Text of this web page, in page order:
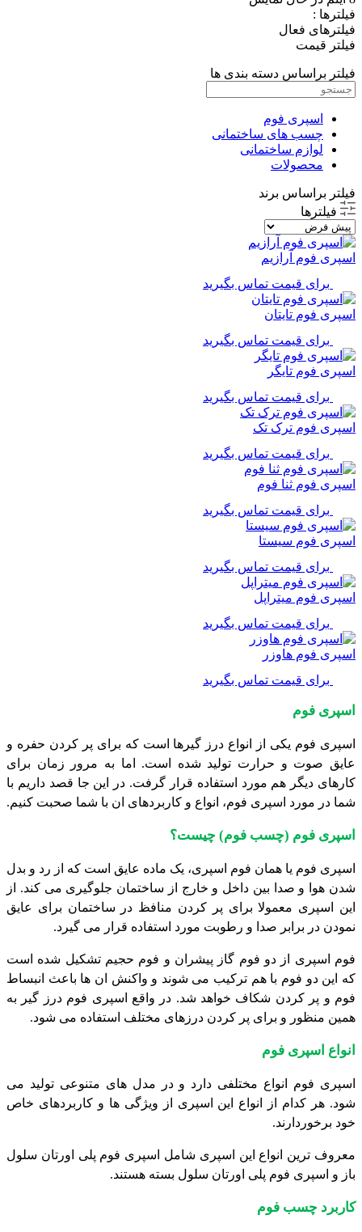
فیلترها :
فیلترهای فعال
فیلتر قیمت
فیلتر براساس دسته بندی ها
اسپری فوم
چسب های ساختمانی
لوازم ساختمانی
محصولات
فیلتر براساس برند
فیلترها
اسپری فوم آرازیم
برای قیمت تماس بگیرید
اسپری فوم تایتان
برای قیمت تماس بگیرید
اسپری فوم تایگر
برای قیمت تماس بگیرید
اسپری فوم ترک تک
برای قیمت تماس بگیرید
اسپری فوم ثنا فوم
برای قیمت تماس بگیرید
اسپری فوم سیستا
برای قیمت تماس بگیرید
اسپری فوم میتراپل
برای قیمت تماس بگیرید
اسپری فوم هاوزر
برای قیمت تماس بگیرید
اسپری فوم
اسپری فوم یکی از انواع درز گیرها است که برای پر کردن حفره و
عایق صوت و حرارت تولید شده است. اما به مرور زمان برای
کارهای دیگر هم مورد استفاده قرار گرفت. در این جا قصد داریم با
شما در مورد اسپری فوم، انواع و کاربردهای ان با شما صحبت کنیم.
اسپری فوم (چسب فوم) چیست؟
اسپری فوم یا همان فوم اسپری، یک ماده عایق است که از رد و بدل
شدن هوا و صدا بین داخل و خارج از ساختمان جلوگیری می کند. از
این اسپری معمولا برای پر کردن منافظ در ساختمان برای عایق
نمودن در برابر صدا و رطوبت مورد استفاده قرار می گیرد.
فوم اسپری از دو فوم گاز پیشران و فوم حجیم تشکیل شده است
که این دو فوم با هم ترکیب می شوند و واکنش ان ها باعث انبساط
فوم و پر کردن شکاف خواهد شد. در واقع اسپری فوم درز گیر به
همین منظور و برای پر کردن درزهای مختلف استفاده می شود.
انواع اسپری فوم
اسپری فوم انواع مختلفی دارد و در مدل های متنوعی تولید می
شود. هر کدام از انواع این اسپری از ویژگی ها و کاربردهای خاص
خود برخوردارند.
معروف ترین انواع این اسپری شامل اسپری فوم پلی اورتان سلول
باز و اسپری فوم پلی اورتان سلول بسته هستند.
کاربرد چسب فوم